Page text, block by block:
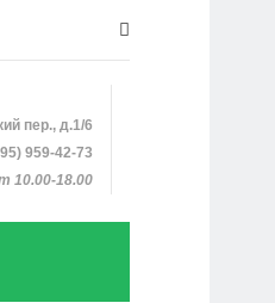
пер., д.1/6
959-42-73
10.00-18.00